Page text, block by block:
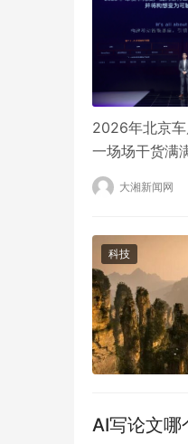
2026年北京车
一场场干货满
半。在展台的
似反常的展陈
大湘新闻网
科技
AI写论文哪